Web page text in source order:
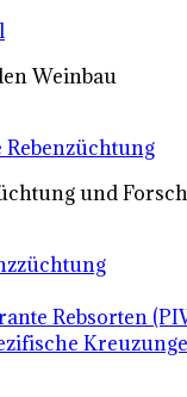
Weinbau
und
Rebsorten